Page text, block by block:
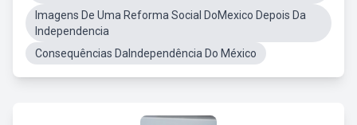
Imagens De Uma Reforma Social DoMexico Depois Da
Independencia
Consequências DaIndependência Do México